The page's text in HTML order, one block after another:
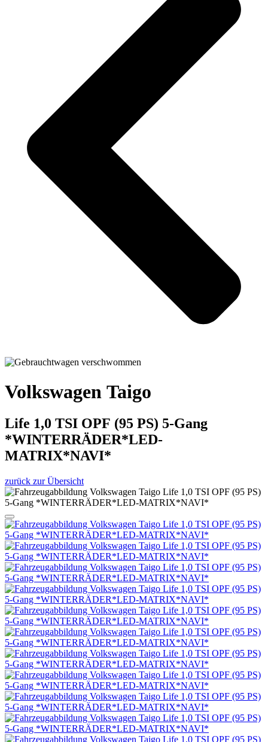
Volkswagen Taigo
Life 1,0 TSI OPF (95 PS) 5-Gang
*WINTERRÄDER*LED-
MATRIX*NAVI*
zurück zur Übersicht